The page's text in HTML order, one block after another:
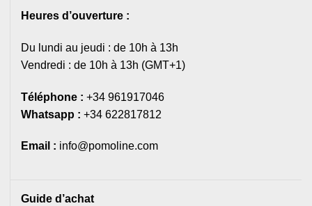
Heures d’ouverture :
Du lundi au jeudi : de 10h à 13h
Vendredi : de 10h à 13h (GMT+1)
Téléphone : +34 961917046
Whatsapp : +34 622817812
Email : info@pomoline.com
Guide d’achat